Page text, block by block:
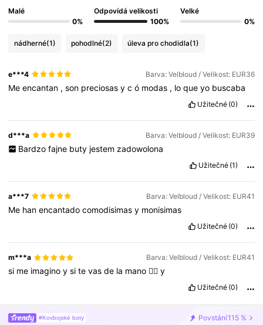
Malé
0%
Odpovídá velikosti
100%
Velké
0%
nádherné(1) pohodlné(2) úleva pro chodidla(1)
e***4 Barva: Velbloud / Velikost: EUR36
Meencantan ,son preciosasycó modas , loqueyo buscaba
Užitečné (0)
d***a Barva: Velbloud / Velikost: EUR39
Bardzo fajne buty jestem zadowolona
Užitečné (1)
a***7 Barva: Velbloud / Velikost: EUR41
Me hanencantadocomodisimasy monisimas
Užitečné (0)
m***a Barva: Velbloud / Velikost: EUR41
si me imaginoysitevasde la mano ✍🏻y
Užitečné (0)
#Kovbojské boty Povstání115 %